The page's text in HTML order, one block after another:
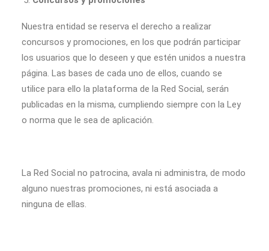
Nuestra entidad se reserva el derecho a realizar
concursos y promociones, en los que podrán participar
los usuarios que lo deseen y que estén unidos a nuestra
página. Las bases de cada uno de ellos, cuando se
utilice para ello la plataforma de la Red Social, serán
publicadas en la misma, cumpliendo siempre con la Ley
o norma que le sea de aplicación.
La Red Social no patrocina, avala ni administra, de modo
alguno nuestras promociones, ni está asociada a
ninguna de ellas.